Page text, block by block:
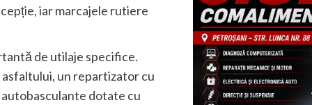
iar marcajele rutiere
de utilaje specifice.
un repartizator cu
autobasculante dotate cu